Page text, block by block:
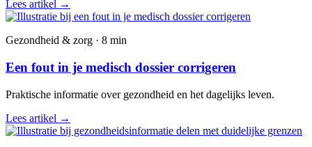
Lees artikel →
Gezondheid & zorg · 8 min
Een fout in je medisch dossier corrigeren
Praktische informatie over gezondheid en het dagelijks leven.
Lees artikel →